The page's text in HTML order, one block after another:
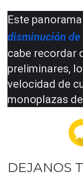
Este
disminución
cabe recordar
preliminares,
velocidad de
monoplazas
DEJANOS